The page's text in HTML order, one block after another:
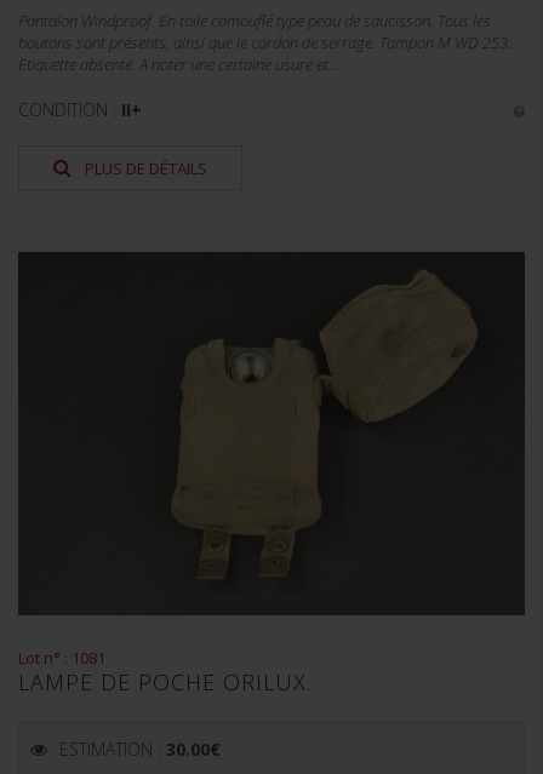
Pantalon Windproof. En toile camouflé type peau de saucisson. Tous les
boutons sont présents, ainsi que le cordon de serrage. Tampon M WD 253.
Etiquette absente. A noter une certaine usure et...
CONDITION : II+
PLUS DE DÉTAILS
Lot n° : 1081
LAMPE DE POCHE ORILUX.
ESTIMATION : 30.00€